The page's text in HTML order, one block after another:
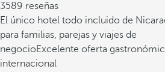
3589 reseñas
El único hotel todo incluido de
para familias, parejas y viajes de
negocioExcelente oferta
internacional